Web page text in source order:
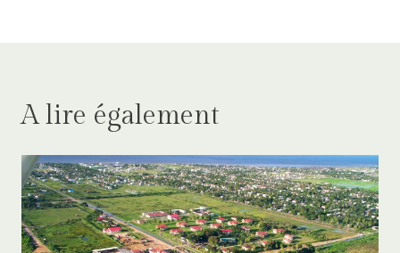
A lire également